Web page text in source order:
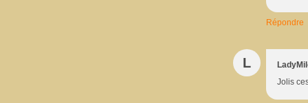
Répondre
L
Jolis